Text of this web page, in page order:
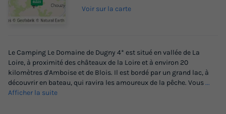
Voir sur la carte
Le Camping Le Domaine de Dugny 4* est situé en vallée de La
Loire, à proximité des châteaux de la Loire et à environ 20
kilomètres d'Amboise et de Blois. Il est bordé par un grand lac, à
découvrir en bateau, qui ravira les amoureux de la pêche. Vous...
Afficher la suite